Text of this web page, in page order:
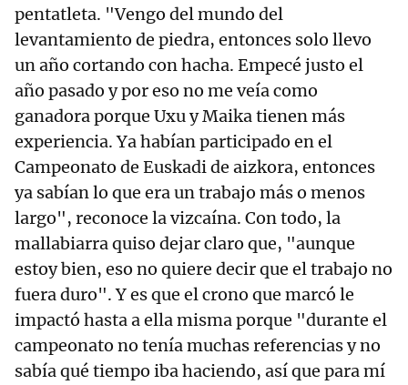
pentatleta. "Vengo del mundo del
levantamiento de piedra, entonces solo llevo
un año cortando con hacha. Empecé justo el
año pasado y por eso no me veía como
ganadora porque Uxu y Maika tienen más
experiencia. Ya habían participado en el
Campeonato de Euskadi de aizkora, entonces
ya sabían lo que era un trabajo más o menos
largo", reconoce la vizcaína. Con todo, la
mallabiarra quiso dejar claro que, "aunque
estoy bien, eso no quiere decir que el trabajo no
fuera duro". Y es que el crono que marcó le
impactó hasta a ella misma porque "durante el
campeonato no tenía muchas referencias y no
sabía qué tiempo iba haciendo, así que para mí